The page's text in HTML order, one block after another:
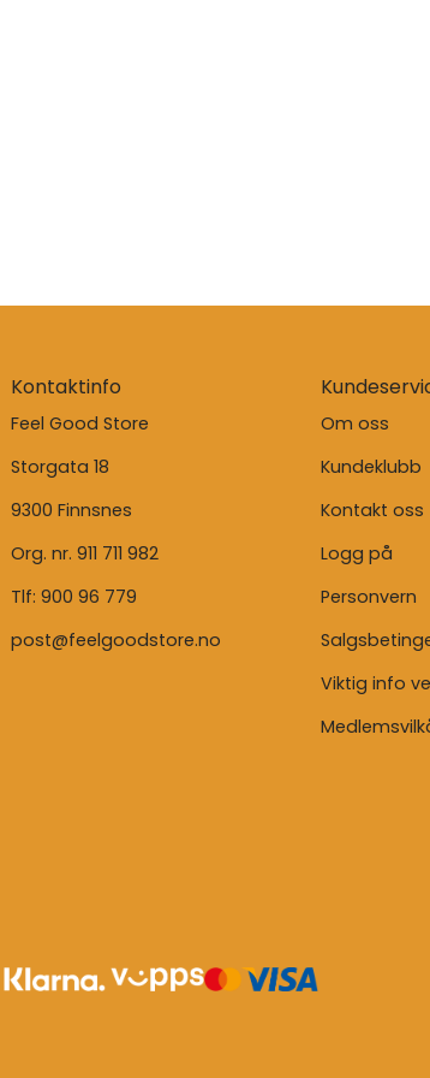
Kontaktinfo
Feel Good Store
Storgata 18
9300 Finnsnes
Org. nr. 911 711 982
Tlf:900 96 779
post@feelgoodstore.no
Om oss
Kundeklubb
Kontakt oss
Logg på
Personvern
Viktig info